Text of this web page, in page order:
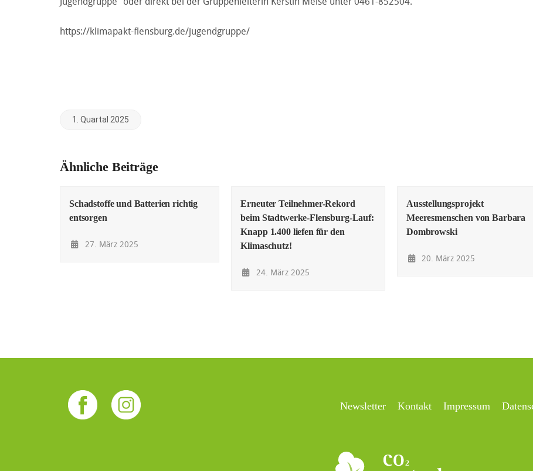
https://klimapakt-flensburg.de/jugendgruppe/
1. Quartal 2025
Ähnliche Beiträge
Schadstoffe und Batterien richtig
entsorgen
27. März 2025
Erneuter Teilnehmer-Rekord
beim Stadtwerke-Flensburg-Lauf:
Knapp 1.400 liefen für den
Klimaschutz!
24. März 2025
Ausstellungsprojekt
Meeresmenschen von Barbara
Dombrowski
20. März 2025
Newsletter Kontakt Impressum